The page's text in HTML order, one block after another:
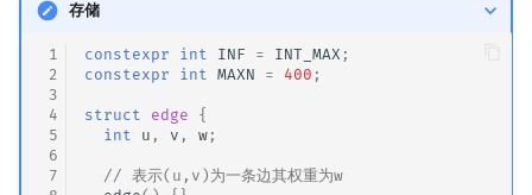
存储
1
2
3
4
5
6
7
constexpr int INF = INT_MAX ;
constexpr
int MAXN = 400 ;
struct edge
{
int
u , v , w ;
// 表示(u,v)为一条边其权重为w